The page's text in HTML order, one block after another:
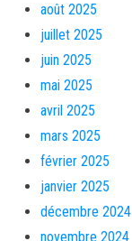
août 2025
juillet 2025
juin 2025
mai 2025
avril 2025
mars 2025
février 2025
janvier 2025
décembre 2024
novembre 2024